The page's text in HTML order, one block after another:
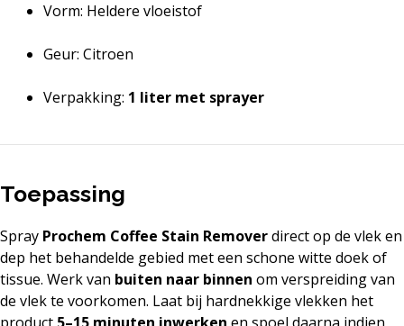
Vorm: Heldere vloeistof
Geur: Citroen
Verpakking: 1 liter met sprayer
Toepassing
Spray Prochem Coffee Stain Removerdirect op de vlek en
dep het behandelde gebied met een schone witte doek of
tissue. Werk van buiten naar binnen om verspreiding van
de vlek te voorkomen. Laat bij hardnekkige vlekken het